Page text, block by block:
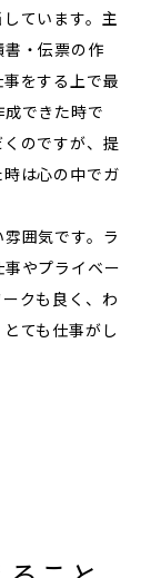
ています。主
・伝票の作
をする上で最
できた時で
のですが、提
は心の中でガ
囲気です。ラ
やプライベー
クも良く、わ
ても仕事がし